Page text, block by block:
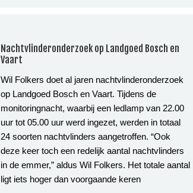
Nachtvlinderonderzoek op Landgoed Bosch en
Vaart
Wil Folkers doet al jaren nachtvlinderonderzoek
op Landgoed Bosch en Vaart. Tijdens de
monitoringnacht, waarbij een ledlamp van 22.00
uur tot 05.00 uur werd ingezet, werden in totaal
24 soorten nachtvlinders aangetroffen. “Ook
deze keer toch een redelijk aantal nachtvlinders
in de emmer,” aldus Wil Folkers. Het totale aantal
ligt iets hoger dan voorgaande keren